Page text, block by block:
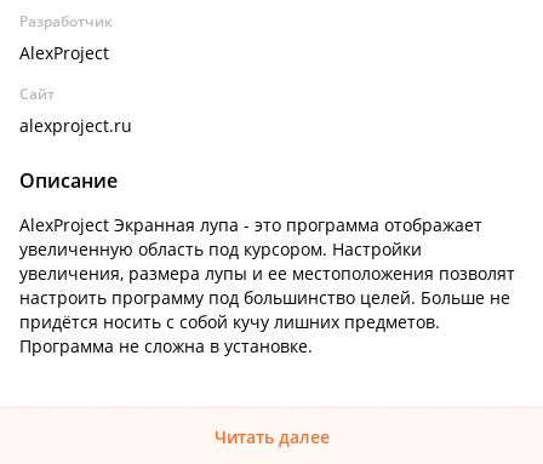
Разработчик
AlexProject
Сайт
alexproject.ru
Описание
AlexProject Экранная лупа - это программа отображает
увеличенную область под курсором. Настройки
увеличения, размера лупы и ее местоположения позволят
настроить программу под большинство целей. Больше не
придётся носить с собой кучу лишних предметов.
Программа не сложна в установке.
Читать далее